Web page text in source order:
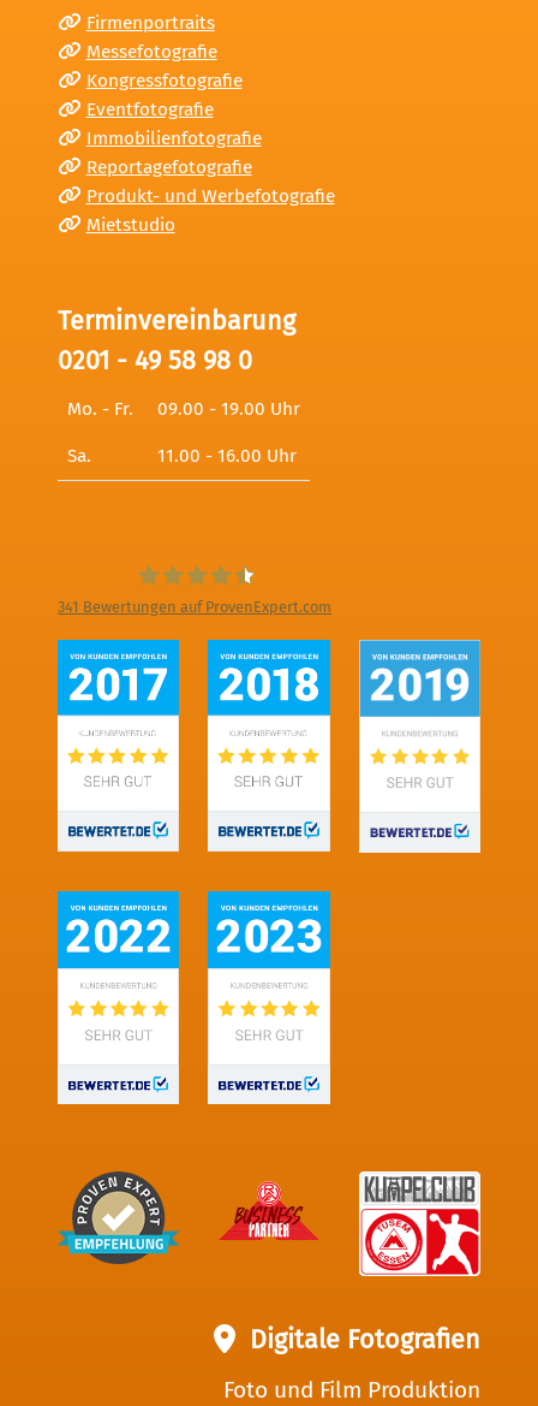
Firmenportraits
Messefotografie
Kongressfotografie
Eventfotografie
Immobilienfotografie
Reportagefotografie
Produkt- und Werbefotografie
Mietstudio
Terminvereinbarung
0201 - 49 58 98 0
Mo. - Fr. 09.00 - 19.00 Uhr
Sa. 11.00 - 16.00 Uhr
Digitale Fotografien - Foto und Film
Produktion
341 Bewertungen auf ProvenExpert.com
Digitale Fotografien
Foto und Film Produktion